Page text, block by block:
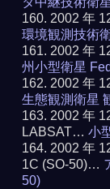
2002 年
環境観測技術
2002 年
州小型衛星
2002 年
生態観測衛星
2002 年
LABSAT…小
2002 年
1C (SO-50)…
50)